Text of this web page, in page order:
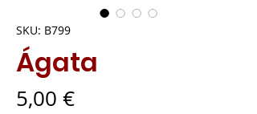
SKU: B799
Ágata
5,00 €Preço